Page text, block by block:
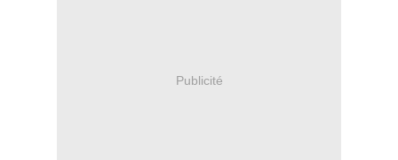
Publicité